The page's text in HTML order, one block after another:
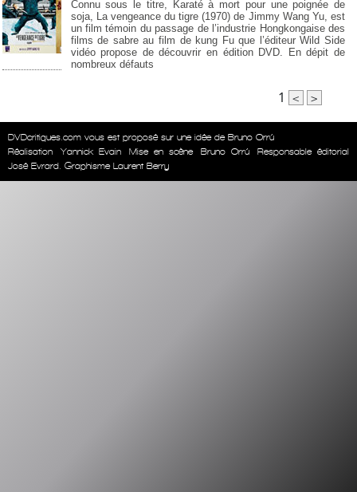
Connu sous le titre, Karaté à mort pour une poignée de
soja, La vengeance du tigre (1970) de Jimmy Wang Yu, est
un film témoin du passage de l’industrie Hongkongaise des
films de sabre au film de kung Fu que l’éditeur Wild Side
vidéo propose de découvrir en édition DVD. En dépit de
nombreux défauts
1 < >
DVDcritiques.com vous est proposé sur une idée de Bruno Orrú
Réalisation
Yannick Evain Mise en scène Bruno Orrú
Responsable éditorial
José Evrard. Graphisme Laurent Berry